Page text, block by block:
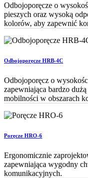
Odbojoporęcze o
pieszych oraz wysoką
kolorów, aby zapewnić
Odbojoporęcze HRB-4C
Odbojoporęcz o
zapewniająca bardzo
mobilności w obszarach
Poręcze HRO-6
Ergonomicznie
zapewniająca wygodny
komunikacyjnych.